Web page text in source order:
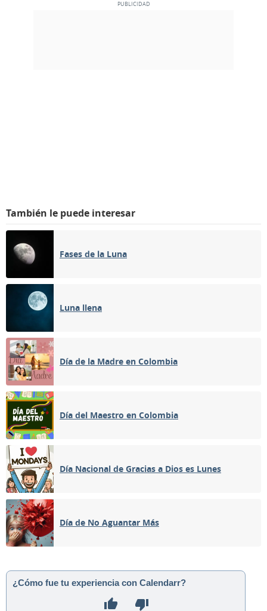
También le puede interesar
Fases de la Luna
Luna llena
Día de la Madre en Colombia
Día del Maestro en Colombia
Día Nacional de Gracias a Dios es Lunes
Día de No Aguantar Más
¿Cómo fue tu experiencia con Calendarr?